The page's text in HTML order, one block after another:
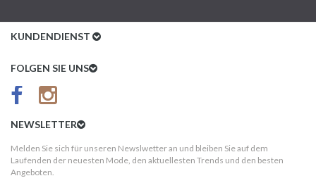
KUNDENDIENST
Kundenservice
AGB
Kundeninformationen
FOLGEN SIE UNS
NEWSLETTER
Melden Sie sich für unseren Newslwetter an und bleiben Sie auf dem
Laufenden der neuesten Mode, den aktuellesten Trends und den besten
Angeboten.